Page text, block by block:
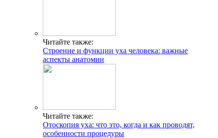
Читайте также:
Строение и функции уха человека: важные
аспекты анатомии
Читайте также:
Отоскопия уха: что это, когда и как проводят,
особенности процедуры